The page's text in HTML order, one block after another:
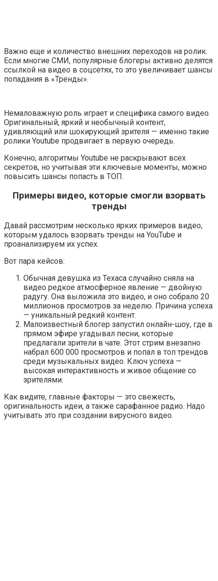
Важно еще и количество внешних переходов на ролик.
Если многие СМИ, популярные блогеры активно делятся
ссылкой на видео в соцсетях, то это увеличивает шансы
попадания в «Тренды».
Немаловажную роль играет и специфика самого видео.
Оригинальный, яркий и необычный контент,
удивляющий или шокирующий зрителя — именно такие
ролики Youtube продвигает в первую очередь.
Конечно, алгоритмы Youtube не раскрывают всех
секретов, но учитывая эти ключевые моменты, можно
повысить шансы попасть в ТОП.
Примеры видео, которые смогли взорвать
тренды
Давай рассмотрим несколько ярких примеров видео,
которым удалось взорвать тренды на YouTube и
проанализируем их успех.
Вот пара кейсов:
Обычная девушка из Техаса случайно сняла на
видео редкое атмосферное явление — двойную
радугу. Она выложила это видео, и оно собрало 20
миллионов просмотров за неделю. Причина успеха
— уникальный редкий контент.
Малоизвестный блогер запустил онлайн-шоу, где в
прямом эфире угадывал песни, которые
предлагали зрители в чате. Этот стрим внезапно
набрал 600 000 просмотров и попал в топ трендов
среди музыкальных видео. Ключ успеха —
высокая интерактивность и живое общение со
зрителями.
Как видите, главные факторы — это свежесть,
оригинальность идеи, а также сарафанное радио. Надо
учитывать это при создании вирусного видео.